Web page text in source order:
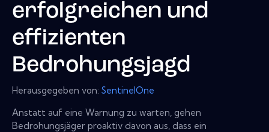
erfolgreichen und
effizienten
Bedrohungsjagd
Herausgegeben von: SentinelOne
Anstatt auf eine Warnung zu warten, gehen
Bedrohungsjäger proaktiv davon aus, dass ein